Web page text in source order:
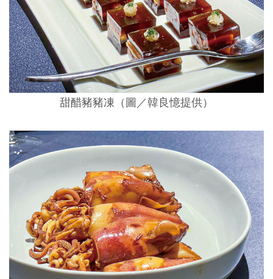
甜醋豬豬凍（圖／韓良憶提供）